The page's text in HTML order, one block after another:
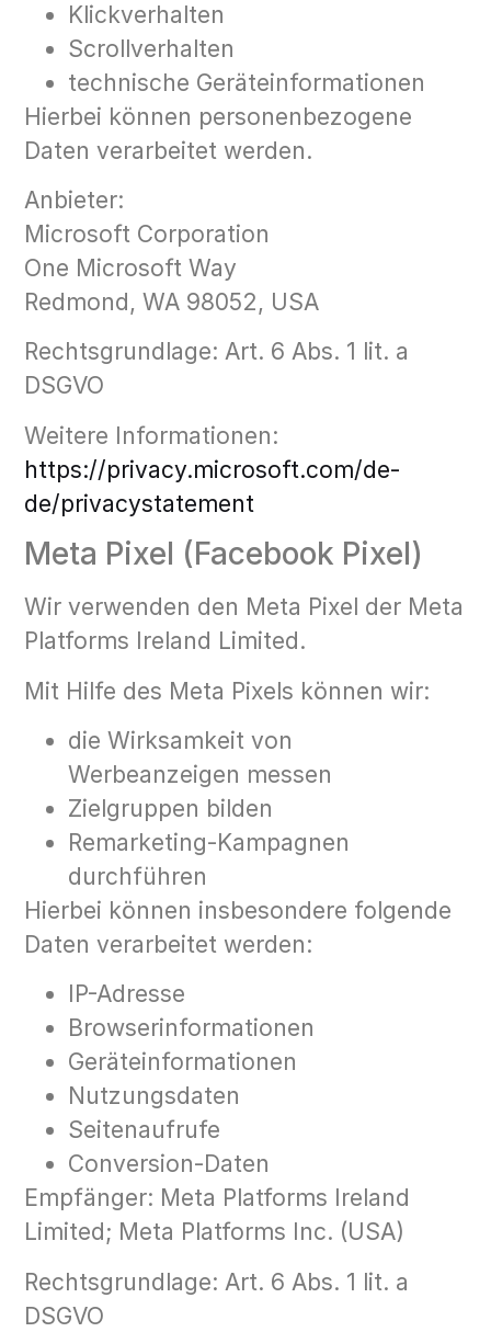
Klickverhalten
Scrollverhalten
technische Geräteinformationen
Hierbei können personenbezogene
Daten verarbeitet werden.
Anbieter:
Microsoft Corporation
One Microsoft Way
Redmond, WA 98052, USA
Rechtsgrundlage: Art. 6 Abs. 1 lit. a
DSGVO
Weitere Informationen:
https://privacy.microsoft.com/de-
de/privacystatement
Meta Pixel (Facebook Pixel)
Wir verwenden den Meta Pixel der Meta
Platforms Ireland Limited.
Mit Hilfe des Meta Pixels können wir:
die Wirksamkeit von
Werbeanzeigen messen
Zielgruppen bilden
Remarketing-Kampagnen
durchführen
Hierbei können insbesondere folgende
Daten verarbeitet werden:
IP-Adresse
Browserinformationen
Geräteinformationen
Nutzungsdaten
Seitenaufrufe
Conversion-Daten
Empfänger: Meta Platforms Ireland
Limited; Meta Platforms Inc. (USA)
Rechtsgrundlage: Art. 6 Abs. 1 lit. a
DSGVO